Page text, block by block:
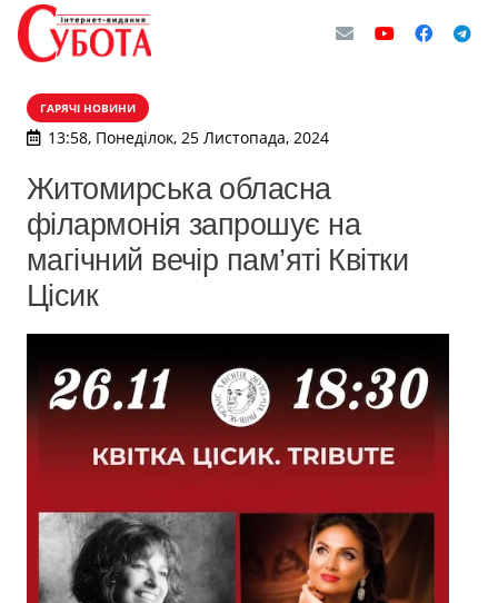
ГАРЯЧІ НОВИНИ
13:58, Понеділок, 25 Листопада, 2024
Житомирська обласна
філармонія запрошує на
магічний вечір пам’яті Квітки
Цісик